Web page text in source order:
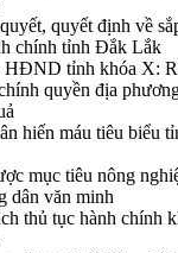
quyết định về
chính tỉnh Đắk Lắk
tỉnh khóa X:
quyền địa
hiến máu tiêu biểu
mục tiêu nông
dân văn minh
thủ tục hành chính